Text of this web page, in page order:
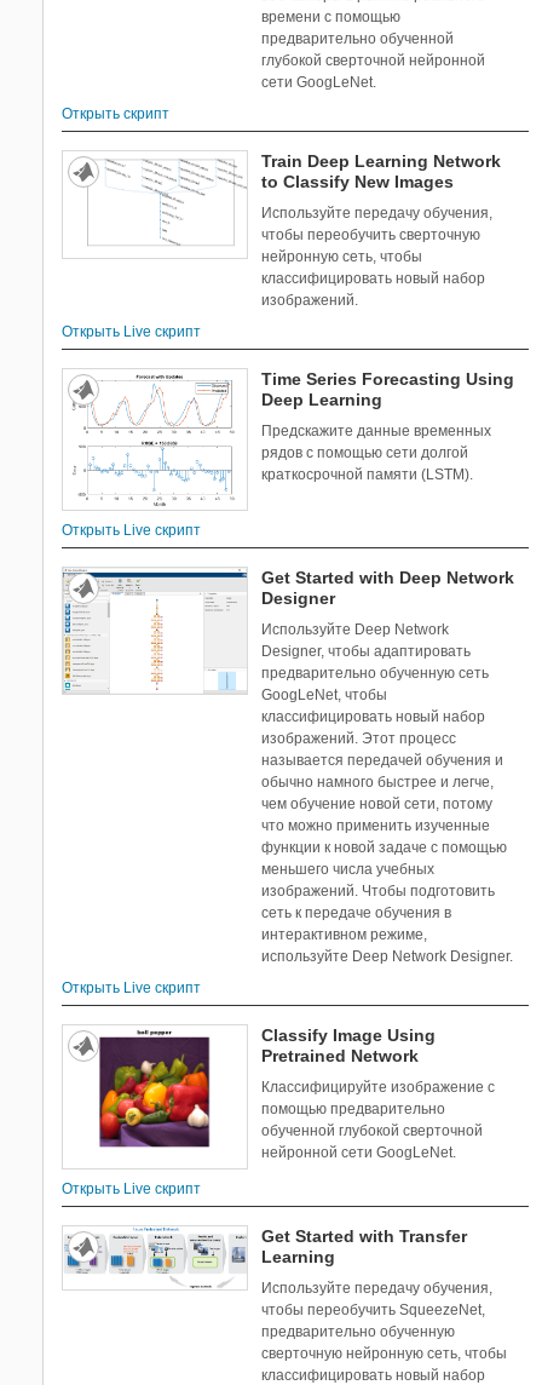
16
глубокого обучения
параллели и в облаке
Применение глубокого
39
Импорт глубокого обучения,
данных о глубоком обучении
Генерация кода глубокого
обучения
Приближение функций,
кластеризация и управление
DSP System Toolbox
Econometrics Toolbox
Filter Design HDL Coder
Financial Instruments Toolbox
Financial Toolbox
Fixed-Point Designer
Fuzzy Logic Toolbox
Global Optimization Toolbox
HDL Verifier
Model-Based Calibration Toolbox
Navigation Toolbox
Optimization Toolbox
Parallel Computing Toolbox
Phased Array System Toolbox
Predictive Maintenance Toolbox
Radar Toolbox
283
Все
266
MATLAB
17
времени с помощью
предварительно обученной
глубокой сверточной нейронной
сети GoogLeNet.
Открыть скрипт
Train Deep Learning Network
to Classify New Images
Используйте передачу обучения,
чтобы переобучить сверточную
нейронную сеть, чтобы
классифицировать новый набор
изображений.
Открыть Live скрипт
Time Series Forecasting Using
Deep Learning
Предскажите данные временных
рядов с помощью сети долгой
краткосрочной памяти (LSTM).
Открыть Live скрипт
Get Started with Deep Network
Designer
Используйте Deep Network
Designer, чтобы адаптировать
предварительно обученную сеть
GoogLeNet, чтобы
классифицировать новый набор
изображений. Этот процесс
называется передачей обучения и
обычно намного быстрее и легче,
чем обучение новой сети, потому
что можно применить изученные
функции к новой задаче с помощью
меньшего числа учебных
изображений. Чтобы подготовить
сеть к передаче обучения в
интерактивном режиме,
используйте Deep Network Designer.
Открыть Live скрипт
Classify Image Using
Pretrained Network
Классифицируйте изображение с
помощью предварительно
обученной глубокой сверточной
нейронной сети GoogLeNet.
Открыть Live скрипт
Get Started with Transfer
Learning
Используйте передачу обучения,
чтобы переобучить SqueezeNet,
предварительно обученную
сверточную нейронную сеть, чтобы
классифицировать новый набор